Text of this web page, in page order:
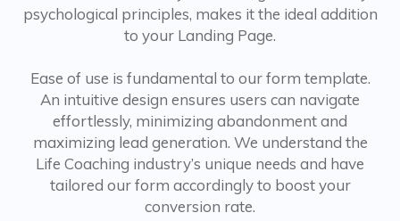
psychological principles, makes it the ideal addition
to your Landing Page.
Ease of use is fundamental to our form template.
An intuitive design ensures users can navigate
effortlessly, minimizing abandonment and
maximizing lead generation. We understand the
Life Coaching industry’s unique needs and have
tailored our form accordingly to boost your
conversion rate.